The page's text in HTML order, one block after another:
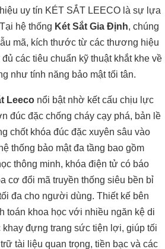
uy tín KÉT SẮT LEECO là sự lựa
hệ thống Két Sắt Gia Định, chúng
mã, kích thước từ các thương hiệu
các tiêu chuẩn kỹ thuật khắt khe về
như tính năng bảo mật tối tân.
Leeco nổi bật nhờ kết cấu chịu lực
đúc đặc chống cháy cạy phá, bản lề
chốt khóa đúc đặc xuyên sâu vào
thống bảo mật đa tầng bao gồm
thông minh, khóa điện tử có báo
cơ đổi mã truyền thống siêu bền bỉ
đa cho người dùng. Thiết kế bên
toán khoa học với nhiều ngăn kệ di
khay đựng trang sức tiện lợi, giúp tối
tài liệu quan trọng, tiền bạc và các